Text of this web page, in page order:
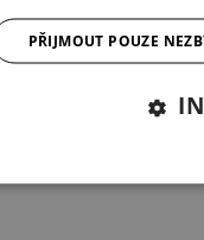
PŘIJMOUT POUZE